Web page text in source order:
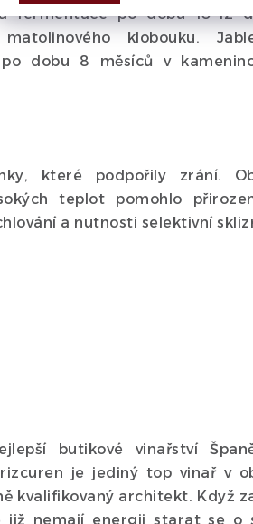
fermentace po dobu 10-12
klobouku.
dobu 8 měsíců v
které podpořily zrání.
teplot pomohlo
a nutnosti selektivní
butikové vinařství
je jediný top vinař v
kvalifikovaný architekt. Když
již nemají energii starat se o